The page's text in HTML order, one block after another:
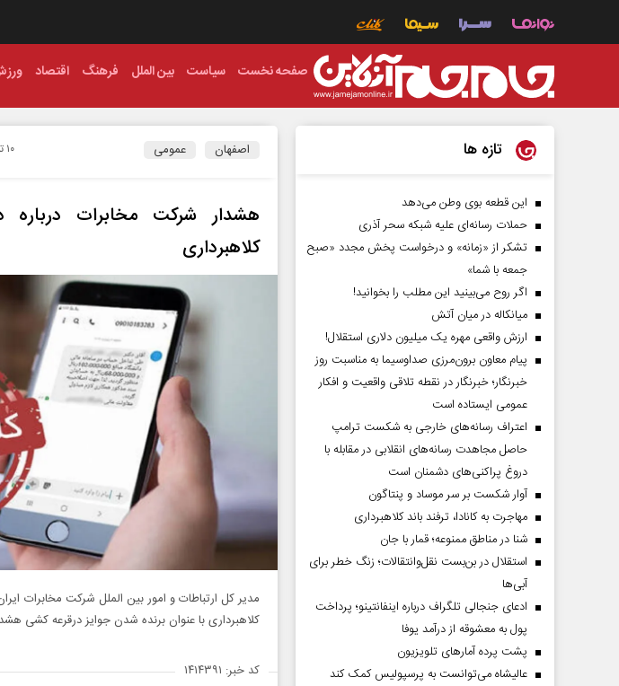
صفحه نخست سیاست بین الملل فرهنگ اقتصاد
اصفهان عمومی ۱۰ تير ۱۴۰۲ - ۱۵:۵۰
هشدار شرکت مخابرات
کلاهبرداری
مدیر کل ارتباطات و امور بین الملل شرکت مخابرات
کلاهبرداری با عنوان برنده شدن جوایز درقرعه کشی
کد خبر: ۱۴۱۴۳۹۱
تازه ها
این قطعه بوی وطن می‌دهد
حملات رسانه‌ای علیه شبکه سحر آذری
تشکر از «زمانه» و درخواست پخش مجدد «صبح
جمعه با شما»
اگر روح می‌بینید این مطلب را بخوانید!
میانکاله در میان آتش
ارزش واقعی مهره یک میلیون دلاری استقلال!
پیام معاون برون‌مرزی صداوسیما به مناسبت روز
خبرنگار؛ خبرنگار در نقطه تلاقی واقعیت و افکار
عمومی ایستاده است
اعتراف رسانه‌های خارجی به شکست ترامپ
حاصل مجاهدت رسانه‌های انقلابی در مقابله با
دروغ پراکنی‌های دشمنان است
آوار شکست بر سر موساد و پنتاگون
مهاجرت به کانادا، ترفند باند کلاهبرداری
شنا در مناطق ممنوعه؛ قمار با جان
استقلال در بن‌بست نقل‌وانتقالات؛ زنگ خطر برای
آبی‌ها
ادعای جنجالی تلگراف درباره اینفانتینو؛ پرداخت
پول به معشوقه از درآمد یوفا
پشت پرده آمارهای تلویزیون
عالیشاه می‌توانست به پرسپولیس کمک کند